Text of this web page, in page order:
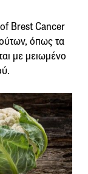
Brest Cancer
όπως τα
με μειωμένο